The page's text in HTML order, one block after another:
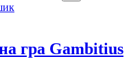
гра Gambitius